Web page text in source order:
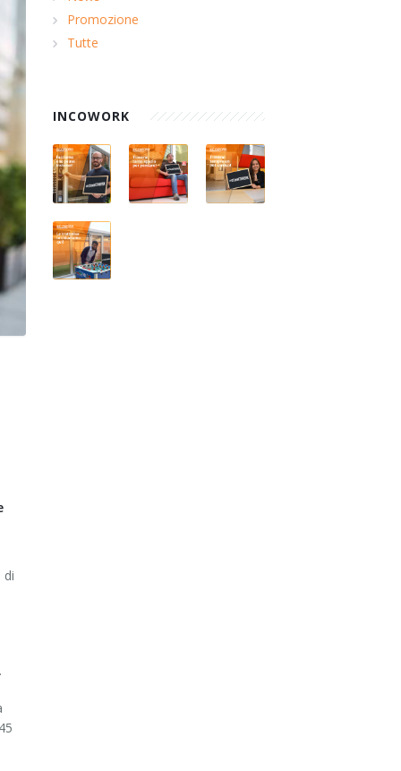
di
Promozione
Tutte
INCOWORK